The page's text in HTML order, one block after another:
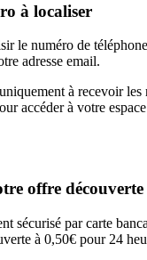
à localiser
le numéro de
adresse email.
à recevoir les
accéder à votre
offre découverte
sécurisé par carte
à 0,50€ pour 24